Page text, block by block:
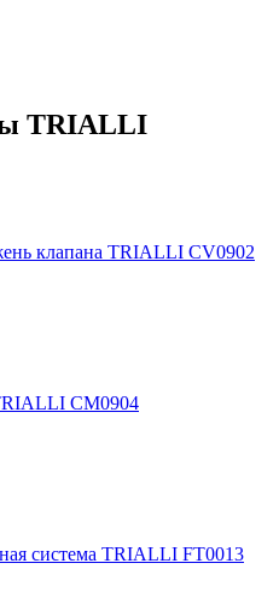
TRIALLI
клапана TRIALLI CV0902
CM0904
система TRIALLI FT0013